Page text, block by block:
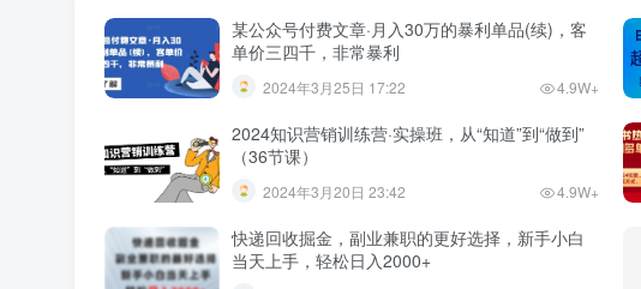
某公众号付费文章·月入30万的暴利单品(续)，客
单价三四千，非常暴利
2024年3月25日 17:22 4.9W+
2024知识营销训练营·实操班，从“知道”到“做到”
（36节课）
2024年3月20日 23:42 4.9W+
快递回收掘金，副业兼职的更好选择，新手小白
当天上手，轻松日入2000+